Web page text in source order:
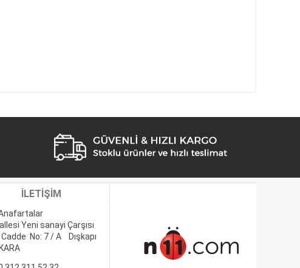
İLETİŞİM
Yeni sanayi Çarşısı
No: 7 / A Dışkapı